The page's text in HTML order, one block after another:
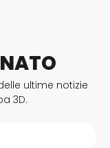
ultime notizie
3D.